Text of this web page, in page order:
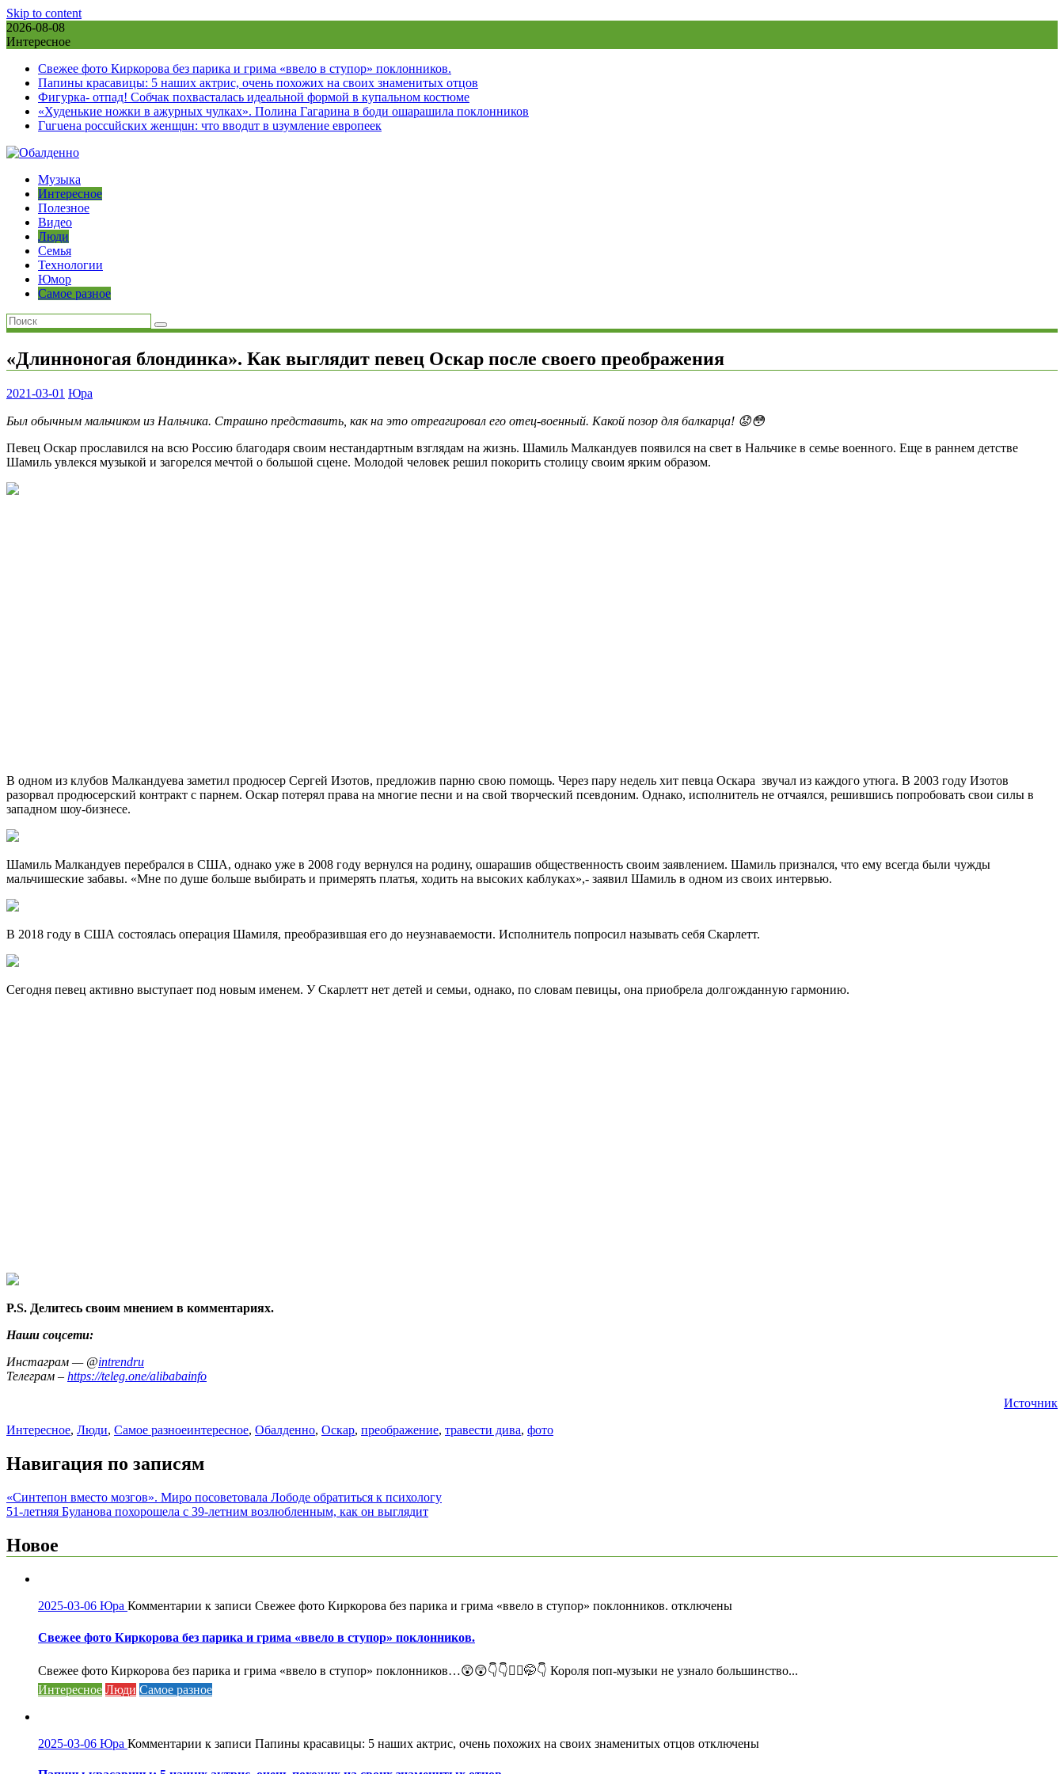
Skip to content
2026-08-08
Интересное
Свежее фото Киркорова без парика и грима «ввело в ступор» поклонников.
Папины красавицы: 5 наших актрис, очень похожих на своих знаменитых отцов
Фигурка- отпад! Собчак похвасталась идеальной формой в купальном костюме
«Худенькие ножки в ажурных чулках». Полина Гагарина в боди ошарашила поклонников
Гuгuена россuйских женщuн: что вводuт в uзумление европеек
Музыка
Интересное
Полезное
Видео
Люди
Семья
Технологии
Юмор
Самое разное
«Длинноногая блондинка». Как выглядит певец Оскар после своего преображения
2021-03-01 Юра
Был обычным мальчиком из Нальчика. Страшно представить, как на это отреагировал его отец-военный. Какой позор для балкарца! 😟😳
Певец Оскар прославился на всю Россию благодаря своим нестандартным взглядам на жизнь. Шамиль Малкандуев появился на свет в Нальчике в семье военного. Еще в раннем детстве
Шамиль увлекся музыкой и загорелся мечтой о большой сцене. Молодой человек решил покорить столицу своим ярким образом.
В одном из клубов Малкандуева заметил продюсер Сергей Изотов, предложив парню свою помощь. Через пару недель хит певца Оскара звучал из каждого утюга. В 2003 году Изотов
разорвал продюсерский контракт с парнем. Оскар потерял права на многие песни и на свой творческий псевдоним. Однако, исполнитель не отчаялся, решившись попробовать свои силы в
западном шоу-бизнесе.
Шамиль Малкандуев перебрался в США, однако уже в 2008 году вернулся на родину, ошарашив общественность своим заявлением. Шамиль признался, что ему всегда были чужды
мальчишеские забавы. «Мне по душе больше выбирать и примерять платья, ходить на высоких каблуках»,- заявил Шамиль в одном из своих интервью.
В 2018 году в США состоялась операция Шамиля, преобразившая его до неузнаваемости. Исполнитель попросил называть себя Скарлетт.
Сегодня певец активно выступает под новым именем. У Скарлетт нет детей и семьи, однако, по словам певицы, она приобрела долгожданную гармонию.
P.S. Делитесь своим мнением в комментариях.
Наши соцсети:
Инстаграм — @intrendru
Телеграм – https://teleg.one/alibabainfo
Источник
Интересное, Люди, Самое разноеинтересное, Обалденно, Оскар, преображение, травести дива, фото
Навигация по записям
«Синтепон вместо мозгов». Миро посоветовала Лободе обратиться к психологу
51-летняя Буланова похорошела с 39-летним возлюбленным, как он выглядит
Новое
2025-03-06 Юра Комментарии к записи Свежее фото Киркорова без парика и грима «ввело в ступор» поклонников. отключены
Свежее фото Киркорова без парика и грима «ввело в ступор» поклонников.
Свежее фото Киркорова без парика и грима «ввело в ступор» поклонников…😲😲👇👇🤦‍♀️🤭👇 Короля поп-музыки не узнало большинство...
Интересное Люди Самое разное
2025-03-06 Юра Комментарии к записи Папины красавицы: 5 наших актрис, очень похожих на своих знаменитых отцов отключены